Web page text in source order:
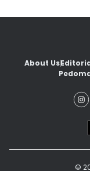
About Us
©